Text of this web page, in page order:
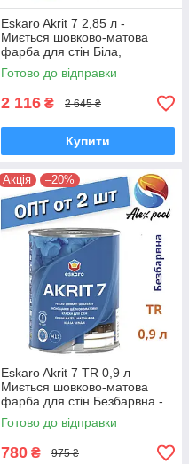
Eskaro Akrit 7 2,85 л -
Миється шовково-матова
фарба для стін Біла,
шелковоматовая акрилатна
фарба
Готово до відправки
2 116 ₴ 2 645 ₴
Купити
Акція –20%
Eskaro Akrit 7 TR 0,9 л
Миється шовково-матова
фарба для стін Безбарвна -
Шелковоматовая акрилатна
фарби
Готово до відправки
780 ₴ 975 ₴